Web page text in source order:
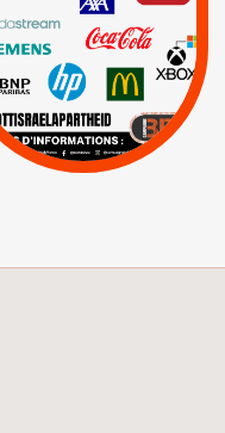
Keter |
Livres et brochures |
Mehadrin | PUMA
Sodastream |
Visuels, tracts,
affiches,...